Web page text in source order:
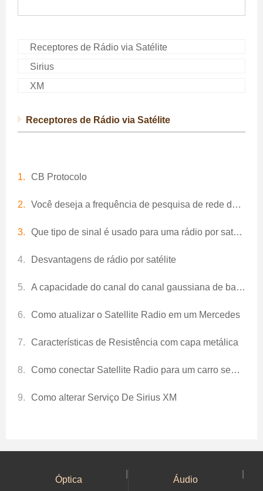
Receptores de Rádio via Satélite
Sirius
XM
Receptores de Rádio via Satélite
CB Protocolo
Você deseja a frequência de pesquisa de rede de todo satélite?
Que tipo de sinal é usado para uma rádio por satélite
Desvantagens de rádio por satélite
A capacidade do canal do canal gaussiana de band -Bandimited é dada?
Como atualizar o Satellite Radio em um Mercedes
Características de Resistência com capa metálica
Como conectar Satellite Radio para um carro sem AUX
Como alterar Serviço De Sirius XM
Óptica Áudio